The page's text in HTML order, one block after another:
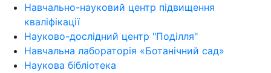
Навчально-науковий центр підвищення
кваліфікації
Науково-дослідний центр "Поділля"
Навчальна лабораторія «Ботанічний сад»
Наукова бібліотека